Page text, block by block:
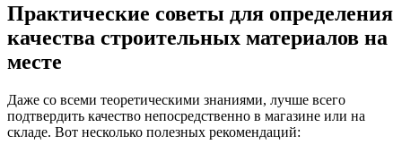
Практические советы для определения
качества строительных материалов на
месте
Даже со всеми теоретическими знаниями, лучше всего
подтвердить качество непосредственно в магазине или на
складе. Вот несколько полезных рекомендаций: